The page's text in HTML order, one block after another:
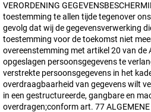
VERORDENING
toestemming te allen tijde tegenover
gevolg dat wij de gegevensverwerking
toestemming voor de toekomst niet
overeenstemming met artikel 20 van de
opgeslagen persoonsgegevens te
verstrekte persoonsgegevens in het
overdraagbaarheid van gegevens wilt
in een gestructureerde, gangbare en
overdragen;conform art. 77 ALGEMENE